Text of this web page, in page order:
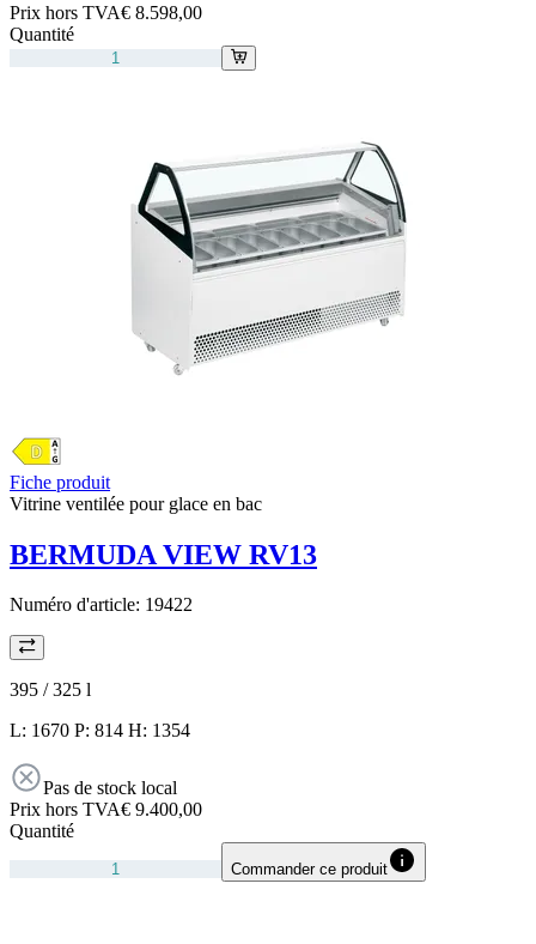
Prix hors TVA€ 8.598,00
Quantité
Fiche produit
Vitrine ventilée pour glace en bac
BERMUDA VIEW RV13
Numéro d'article: 19422
395 / 325 l
L: 1670 P: 814 H: 1354
Pas de stock local
Prix hors TVA€ 9.400,00
Quantité
Commander ce produit